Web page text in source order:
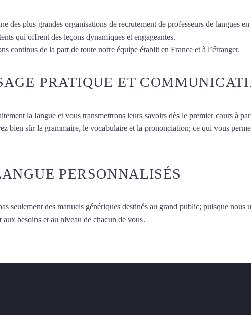
des plus grandes organisations de recrutement de professeurs de langues
qui offrent des leçons dynamiques et engageantes.
continus de la part de toute notre équipe établit en France et à l’étranger.
PRATIQUE ET
la langue et vous transmettrons leurs savoirs dès le premier cours à
bien sûr la grammaire, le vocabulaire et la prononciation; ce qui vous
PERSONNALISÉS
seulement des manuels génériques destinés au grand public; puisque
besoins et au niveau de chacun de vous.